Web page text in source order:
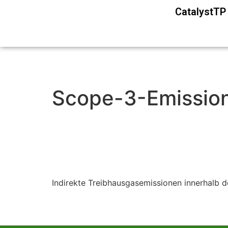
Scope-3-
Indirekte Treibhausgasemissionen innerhalb